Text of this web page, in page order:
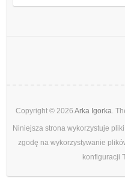
Copyright © 2026 Arka Igorka.
Niniejsza strona wykorzystuje
zgodę na wykorzystywanie
konfiguracji